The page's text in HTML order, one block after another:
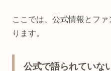
ここでは、公式情報とフ
ります。
公式で語られていな